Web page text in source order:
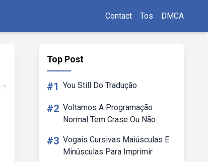
Contact Tos DMCA
Top Post
#1 You Still Do Tradução
#2 Voltamos A Programação
Normal Tem Crase Ou Não
#3 Vogais Cursivas Maiúsculas E
Minúsculas Para Imprimir